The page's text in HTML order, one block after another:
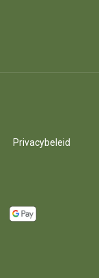
Privacybeleid